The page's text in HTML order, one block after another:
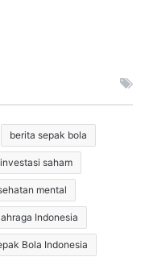
berita sepak bola
investasi saham
mental
Indonesia
Bola Indonesia